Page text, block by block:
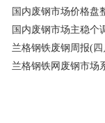
国内废钢市场价格盘
国内废钢市场主稳个
兰格钢铁废钢周报(
兰格钢铁网废钢市场